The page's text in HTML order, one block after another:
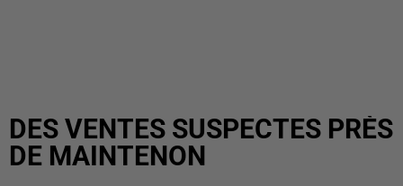
DES VENTES SUSPECTES PRÈS
DE MAINTENON